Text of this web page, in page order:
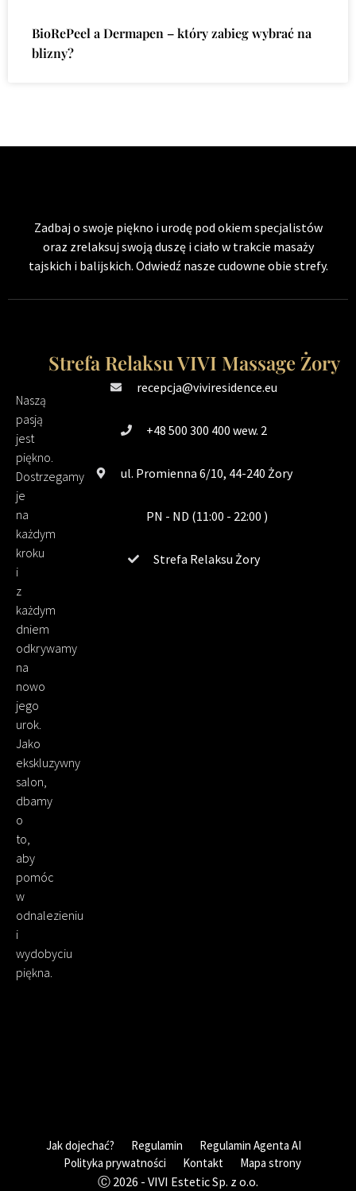
BioRePeel a Dermapen – który zabieg wybrać na
blizny?
Zadbaj o swoje piękno i urodę pod okiem specjalistów
oraz zrelaksuj swoją duszę i ciało w trakcie masaży
tajskich i balijskich. Odwiedź nasze cudowne obie strefy.
Naszą
pasją
jest
piękno.
Dostrzegamy
je
na
każdym
kroku
i
z
każdym
dniem
odkrywamy
na
nowo
jego
urok.
Jako
ekskluzywny
salon,
dbamy
o
to,
aby
pomóc
w
odnalezieniu
i
wydobyciu
piękna.
Strefa Relaksu VIVI Massage Żory
recepcja@viviresidence.eu
+48 500 300 400 wew. 2
ul. Promienna 6/10, 44-240 Żory
PN - ND (11:00 - 22:00 )
Strefa Relaksu Żory
Jak dojechać? Regulamin
Regulamin Agenta AI
Polityka prywatności
Kontakt Mapa strony
Ⓒ 2026 - VIVI Estetic Sp. z o.o.